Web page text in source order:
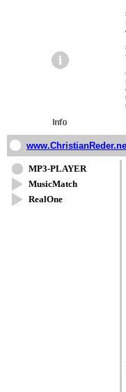
MP3-PLAYER
MusicMatch
RealOne